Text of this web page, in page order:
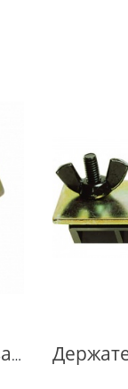
Держатель для доп,заточки 110 123055-9 123055-9